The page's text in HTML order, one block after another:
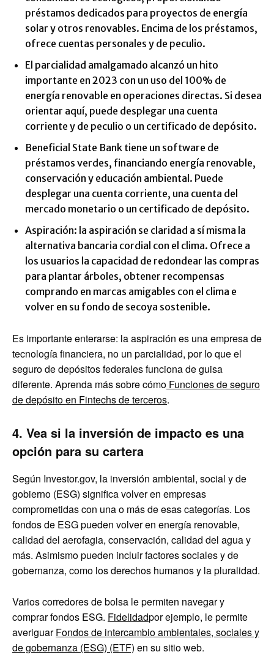
préstamos dedicados para proyectos de energía
solar y otros renovables. Encima de los préstamos,
ofrece cuentas personales y de peculio.
El parcialidad amalgamado alcanzó un hito
importante en 2023 con un uso del 100% de
energía renovable en operaciones directas. Si desea
orientar aquí, puede desplegar una cuenta
corriente y de peculio o un certificado de depósito.
Beneficial State Bank tiene un software de
préstamos verdes, financiando energía renovable,
conservación y educación ambiental. Puede
desplegar una cuenta corriente, una cuenta del
mercado monetario o un certificado de depósito.
Aspiración: la aspiración se claridad a sí misma la
alternativa bancaria cordial con el clima. Ofrece a
los usuarios la capacidad de redondear las compras
para plantar árboles, obtener recompensas
comprando en marcas amigables con el clima e
volver en su fondo de secoya sostenible.
Es importante enterarse: la aspiración es una empresa de
tecnología financiera, no un parcialidad, por lo que el
seguro de depósitos federales funciona de guisa
diferente. Aprenda más sobre cómo Funciones de seguro
de depósito en Fintechs de terceros.
4. Vea si la inversión de impacto es una
opción para su cartera
Según Investor.gov, la inversión ambiental, social y de
gobierno (ESG) significa volver en empresas
comprometidas con una o más de esas categorías. Los
fondos de ESG pueden volver en energía renovable,
calidad del aerofagia, conservación, calidad del agua y
más. Asimismo pueden incluir factores sociales y de
gobernanza, como los derechos humanos y la pluralidad.
Varios corredores de bolsa le permiten navegar y
comprar fondos ESG. Fidelidadpor ejemplo, le permite
averiguarFondos de intercambio ambientales, sociales y
de gobernanza (ESG) (ETF) en su sitio web.